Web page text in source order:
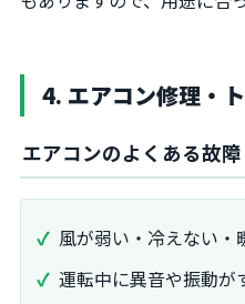
4. エアコン修理・
エアコンのよくある故
風が弱い・冷えない・
運転中に異音や振動が